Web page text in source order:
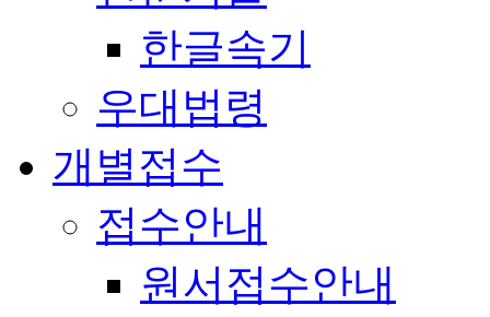
한글속기
우대법령
개별접수
접수안내
원서접수안내